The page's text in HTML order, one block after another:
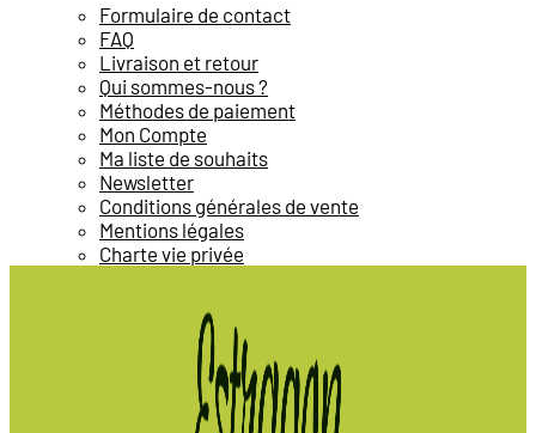
Formulaire de contact
FAQ
Livraison et retour
Qui sommes-nous ?
Méthodes de paiement
Mon Compte
Ma liste de souhaits
Newsletter
Conditions générales de vente
Mentions légales
Charte vie privée